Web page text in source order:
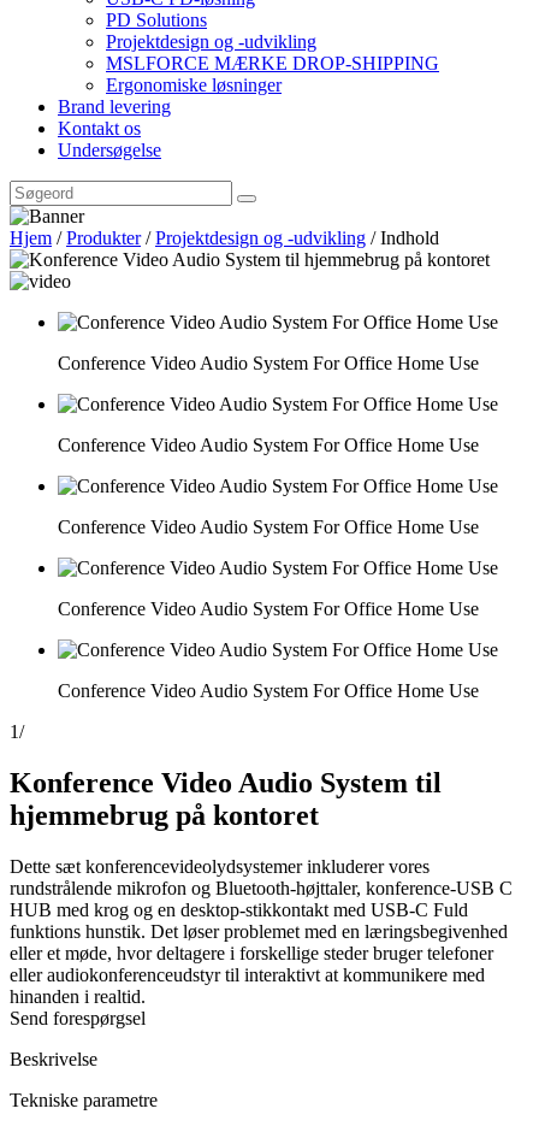
PD Solutions
Projektdesign og -udvikling
MSLFORCE MÆRKE DROP-SHIPPING
Ergonomiske løsninger
Brand levering
Kontakt os
Undersøgelse
Hjem /Produkter/Projektdesign og -udvikling /Indhold
Conference Video Audio System For Office Home Use
Conference Video Audio System For Office Home Use
Conference Video Audio System For Office Home Use
Conference Video Audio System For Office Home Use
Conference Video Audio System For Office Home Use
1/
Konference Video Audio System til
hjemmebrug på kontoret
Dette sæt konferencevideolydsystemer inkluderer vores
rundstrålende mikrofon og Bluetooth-højttaler, konference-USB C
HUB med krog og en desktop-stikkontakt med USB-C Fuld
funktions hunstik. Det løser problemet med en læringsbegivenhed
eller et møde, hvor deltagere i forskellige steder bruger telefoner
eller audiokonferenceudstyr til interaktivt at kommunikere med
hinanden i realtid.
Send forespørgsel
Beskrivelse
Tekniske parametre